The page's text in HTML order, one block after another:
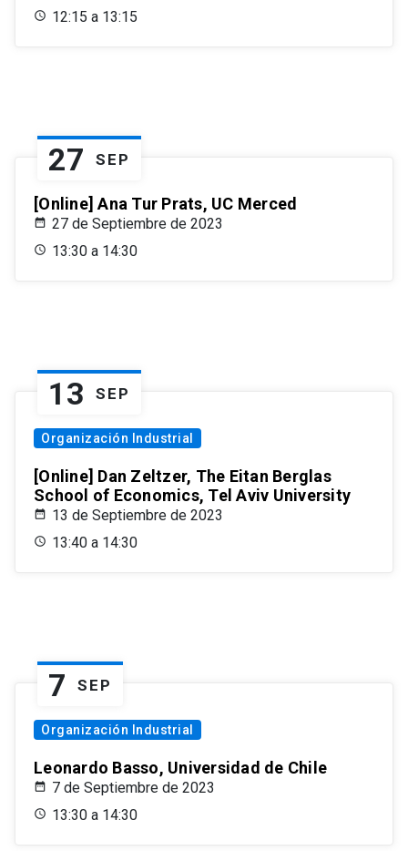
12:15 a 13:15
27 SEP
[Online] Ana Tur Prats, UC Merced
27 de Septiembre de 2023
13:30 a 14:30
13 SEP
Organización Industrial
[Online] Dan Zeltzer, The Eitan Berglas
School of Economics, Tel Aviv University
13 de Septiembre de 2023
13:40 a 14:30
7 SEP
Organización Industrial
Leonardo Basso, Universidad de Chile
7 de Septiembre de 2023
13:30 a 14:30